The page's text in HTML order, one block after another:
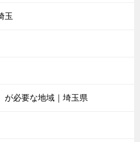
玉
が必要な地域｜埼玉県